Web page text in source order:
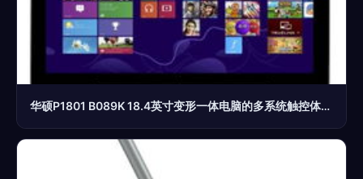
华硕P1801 B089K 18.4英寸变形一体电脑的多系统触控体验评测